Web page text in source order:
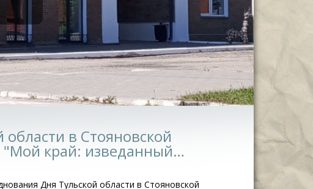
в Стояновской
"Мой край: изведанный…
Дня Тульской области в Стояновской